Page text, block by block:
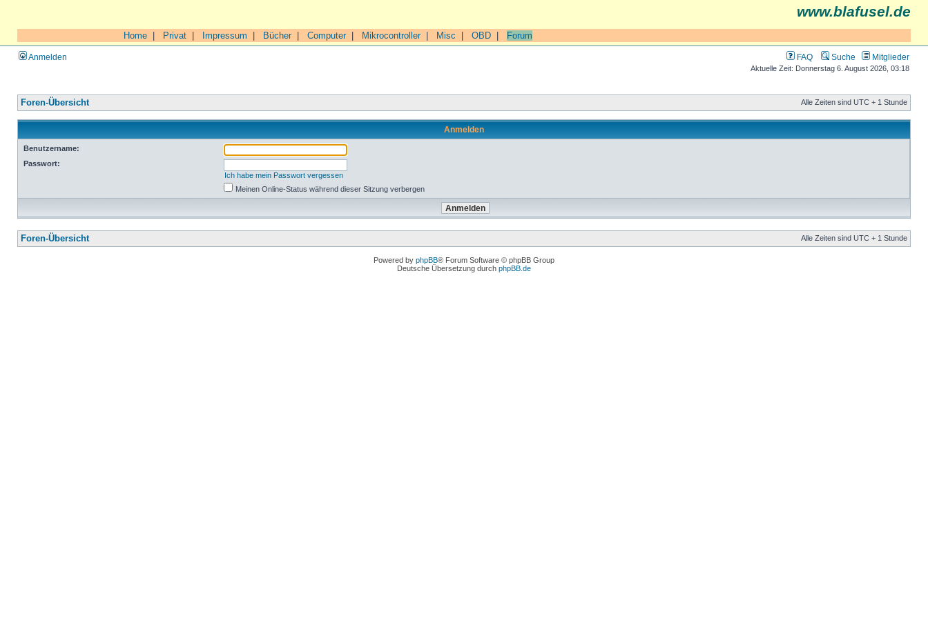
www.blafusel.de
Home Privat Impressum Bücher| Computer| Mikrocontroller| Misc OBD Forum
Anmelden FAQ Suche Mitglieder
Aktuelle Zeit: Donnerstag 6. August 2026, 03:18
Foren-Übersicht Alle Zeiten sind UTC + 1 Stunde
Anmelden
Benutzername:
Passwort:
Ich habe mein Passwort vergessen
Meinen Online-Status während dieser Sitzung verbergen
Foren-Übersicht Alle Zeiten sind UTC + 1 Stunde
Powered by phpBB® Forum Software © phpBB Group
Deutsche Übersetzung durch phpBB.de